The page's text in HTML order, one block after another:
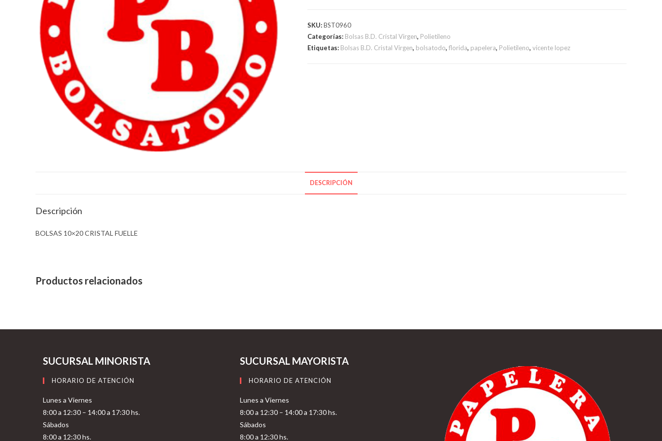
cantidad
SKU:BST0960
Categorías: Bolsas B.D. Cristal Virgen, Polietileno
Etiquetas: Bolsas B.D. Cristal Virgen, bolsatodo, florida, papelera, Polietileno, vicente lopez
DESCRIPCIÓN
Descripción
BOLSAS 10×20 CRISTAL FUELLE
Productos relacionados
SUCURSAL MINORISTA
HORARIO DE ATENCIÓN
Lunes a Viernes
8:00 a 12:30 – 14:00 a 17:30 hs.
Sábados
8:00 a 12:30 hs.
SUCURSAL MAYORISTA
HORARIO DE ATENCIÓN
Lunes a Viernes
8:00 a 12:30 – 14:00 a 17:30 hs.
Sábados
8:00 a 12:30 hs.